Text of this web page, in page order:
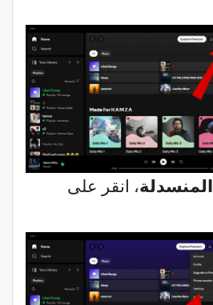
، انقر على